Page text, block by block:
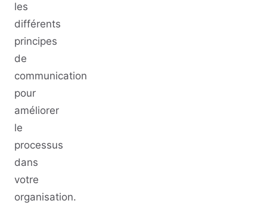
les
différents
principes
de
communication
pour
améliorer
le
processus
dans
votre
organisation.